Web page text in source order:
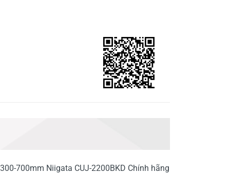
700mm Niigata CUJ-2200BKD Chính hãng